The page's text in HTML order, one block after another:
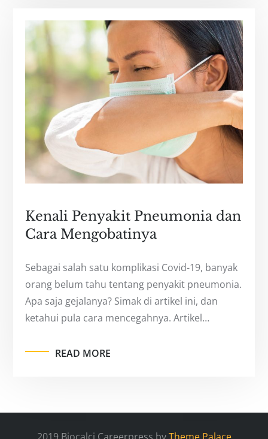
Kenali Penyakit Pneumonia dan
Cara Mengobatinya
Sebagai salah satu komplikasi Covid-19, banyak
orang belum tahu tentang penyakit pneumonia.
Apa saja gejalanya? Simak di artikel ini, dan
ketahui pula cara mencegahnya. Artikel…
READ MORE